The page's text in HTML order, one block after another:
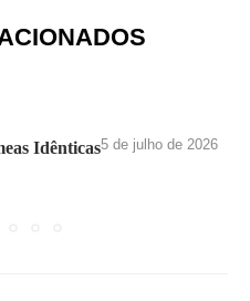
Idênticas5 de julho de 2026